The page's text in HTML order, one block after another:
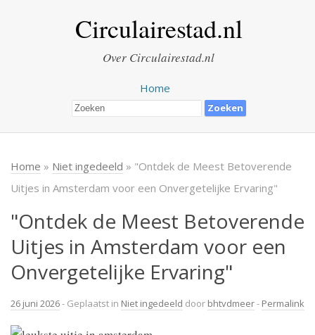
Circulairestad.nl
Over Circulairestad.nl
Home
Home » Niet ingedeeld » "Ontdek de Meest Betoverende
Uitjes in Amsterdam voor een Onvergetelijke Ervaring"
"Ontdek de Meest Betoverende
Uitjes in Amsterdam voor een
Onvergetelijke Ervaring"
26 juni 2026- Geplaatst in Niet ingedeeld door bhtvdmeer- Permalink